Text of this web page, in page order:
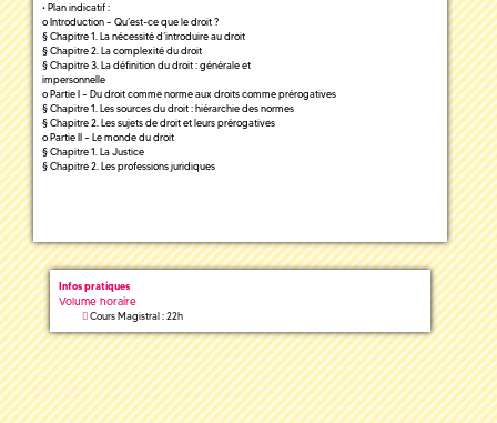
• Plan indicatif :
o Introduction – Qu’est-ce que le droit ?
§ Chapitre 1. La nécessité d’introduire au droit
§ Chapitre 2. La complexité du droit
§ Chapitre 3. La définition du droit : générale et
impersonnelle
o Partie I – Du droit comme norme aux droits comme prérogatives
§ Chapitre 1. Les sources du droit : hiérarchie des normes
§ Chapitre 2. Les sujets de droit et leurs prérogatives
o Partie II – Le monde du droit
§ Chapitre 1. La Justice
§ Chapitre 2. Les professions juridiques
Infos pratiques
Volume horaire
Cours Magistral : 22h